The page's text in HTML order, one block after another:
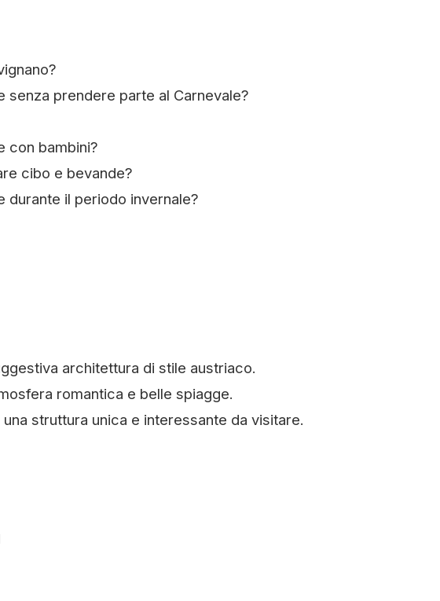
senza prendere parte al Carnevale?
con bambini?
cibo e bevande?
durante il periodo invernale?
architettura di stile austriaco.
romantica e belle spiagge.
struttura unica e interessante da visitare.